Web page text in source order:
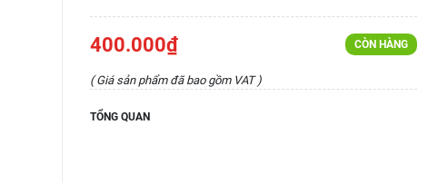
400.000₫ CÒN HÀNG
( Giá sản phẩm đã bao gồm VAT )
TỔNG QUAN